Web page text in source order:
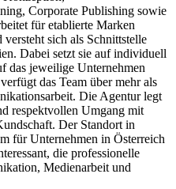
Corporate Publishing sowie
für etablierte Marken
sich als Schnittstelle
Dabei setzt sie auf individuell
das jeweilige Unternehmen
das Team über mehr als
Die Agentur legt
respektvollen Umgang mit
Der Standort in
für Unternehmen in Österreich
die professionelle
Medienarbeit und